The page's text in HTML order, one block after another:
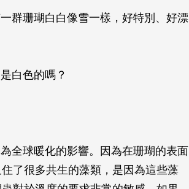
群珊瑚白白像雪一樣，好特別、好漂
白色的嗎？
全球暖化的影響。因為在珊瑚的表面
了很多共生的藻類，是因為這些藻